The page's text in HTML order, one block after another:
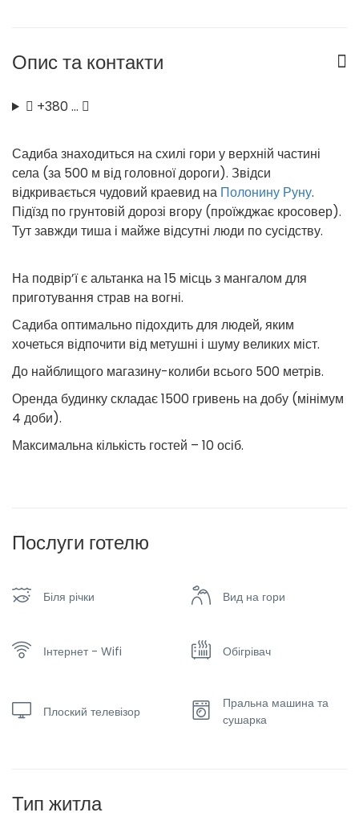
Опис та контакти
+380 …
Садиба знаходиться на схилі гори у верхній частині
села (за 500 м від головної дороги). Звідси
відкривається чудовий краевид на Полонину Руну.
Підїзд по грунтовій дорозі вгору (проїжджає кросовер).
Тут завжди тиша і майже відсутні люди по сусідству.
На подвір’ї є альтанка на 15 місць з мангалом для
приготування страв на вогні.
Садиба оптимально підохдить для людей, яким
хочеться відпочити від метушні і шуму великих міст.
До найблищого магазину-колиби всього 500 метрів.
Оренда будинку складає 1500 гривень на добу (мінімум
4 доби).
Максимальна кількість гостей – 10 осіб.
Послуги готелю
Біля річки Вид на гори
Інтернет - Wifi Обігрівач
Плоский телевізор
Пральна машина та
сушарка
Тип житла